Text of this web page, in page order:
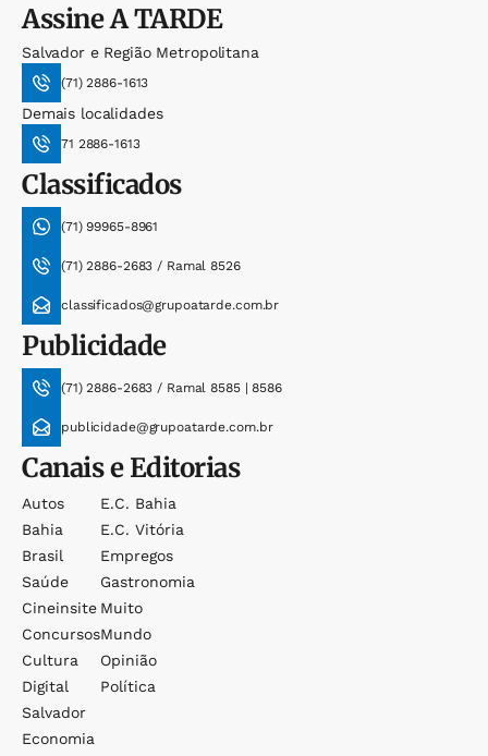
AssineA TARDE
Salvador e Região Metropolitana
(71) 2886-1613
Demais localidades
71 2886-1613
Classificados
(71) 99965-8961
(71) 2886-2683 / Ramal 8526
classificados@grupoatarde.com.br
Publicidade
(71) 2886-2683 / Ramal 8585 | 8586
publicidade@grupoatarde.com.br
Canais e Editorias
Autos
Bahia
Brasil
Saúde
Cineinsite
Concursos
Cultura
Digital
Salvador
Economia
E.c. Bahia
E.c. Vitória
Empregos
Gastronomia
Muito
Mundo
Opinião
Política